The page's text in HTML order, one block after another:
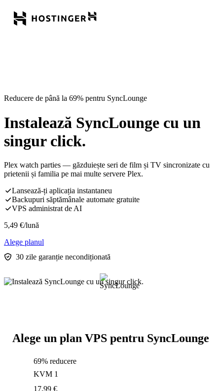
Reducere de până la 69% pentru SyncLounge
Instalează SyncLounge cu un
singur click.
Plex watch parties — găzduiește seri de film și TV sincronizate cu
prietenii și familia pe mai multe servere Plex.
Lansează-ți aplicația instantaneu
Backupuri săptămânale automate gratuite
VPS administrat de AI
5,49 €/lună
Alege planul
30 zile garanție necondiționată
Alege un plan VPS pentru SyncLounge
69% reducere
KVM 1
17,99 €